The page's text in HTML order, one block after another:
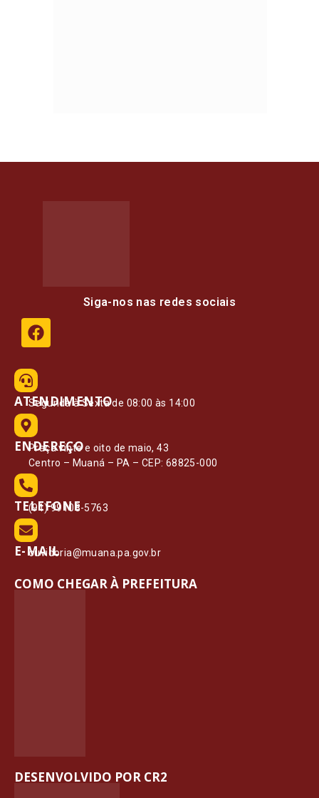
Siga-nos nas redes sociais
ATENDIMENTO
Segunda à Sexta de 08:00 às 14:00
ENDEREÇO
Praça vinte e oito de maio, 43
Centro – Muaná – PA – CEP: 68825-000
TELEFONE
(91) 99108-5763
E-MAIL
ouvidoria@muana.pa.gov.br
COMO CHEGAR À PREFEITURA
DESENVOLVIDO POR CR2